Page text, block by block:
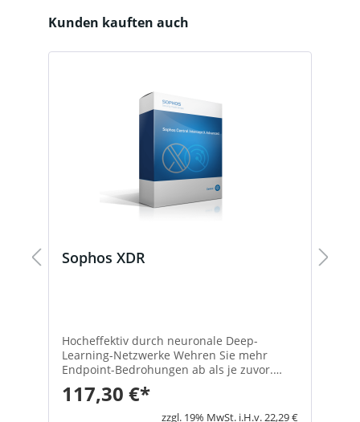
Produktgalerie überspringen
Kunden kauften auch
Sophos XDR
Hocheffektiv durch neuronale Deep-
Learning-Netzwerke Wehren Sie mehr
Endpoint-Bedrohungen ab als je zuvor.
Endpoint ermöglicht dies mit Deep
Learning, einer Sonderform des Machine
Learning, das bekannte und unbekannte
117,30 €*
zzgl. 19% MwSt. i.H.v. 22,29 €